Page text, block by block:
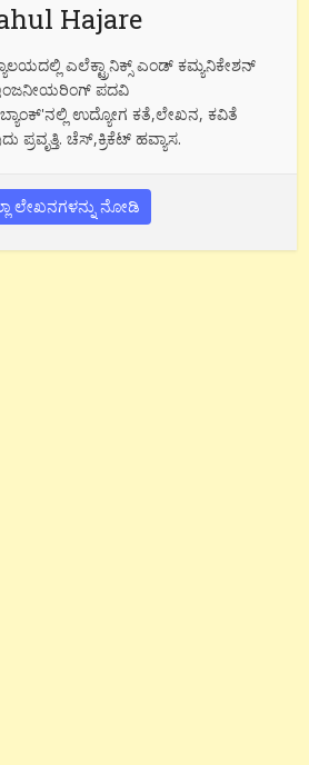
Hajare
ಎಲೆಕ್ಟ್ರಾನಿಕ್ಸ್ ಎಂಡ್ ಕಮ್ಯನಿಕೇಶನ್
ಪದವಿ
ಉದ್ಯೋಗ ಕತೆ,ಲೇಖನ, ಕವಿತೆ
ಪ್ರವೃತ್ತಿ. ಚೆಸ್,ಕ್ರಿಕೆಟ್ ಹವ್ಯಾಸ.
ಲೇಖನಗಳನ್ನು ನೋಡಿ